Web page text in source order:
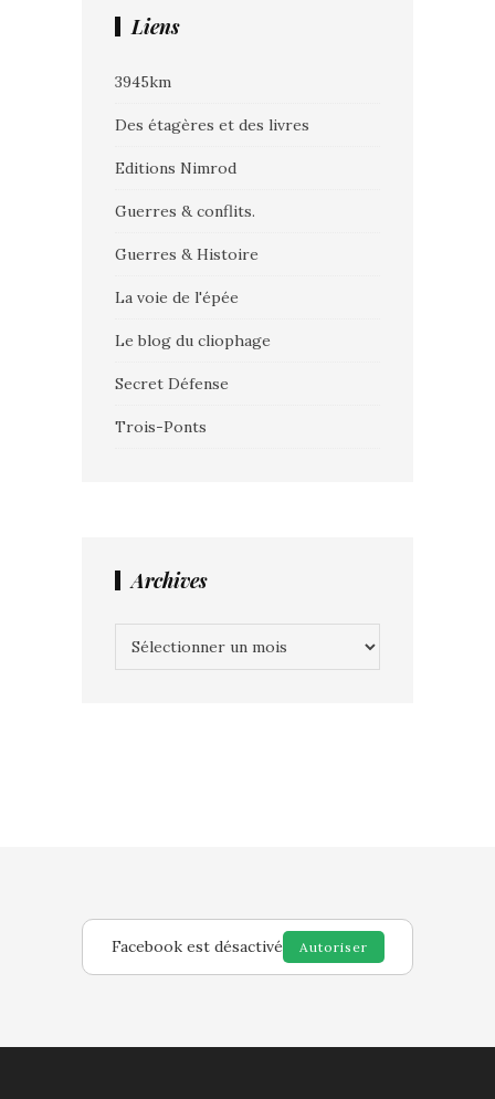
Liens
3945km
Des étagères et des livres
Editions Nimrod
Guerres & conflits.
Guerres & Histoire
La voie de l'épée
Le blog du cliophage
Secret Défense
Trois-Ponts
Archives
Facebook est désactivé Autoriser